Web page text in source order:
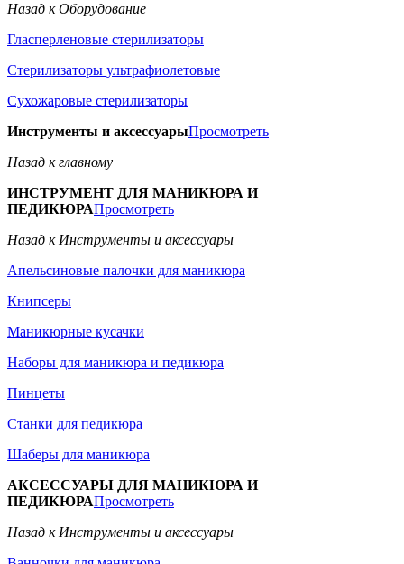
Назад к Оборудование
Гласперленовые стерилизаторы
Стерилизаторы ультрафиолетовые
Сухожаровые стерилизаторы
Инструменты и аксессуарыПросмотреть
Назад к главному
ИНСТРУМЕНТ ДЛЯ МАНИКЮРА И
ПЕДИКЮРАПросмотреть
Назад к Инструменты и аксессуары
Апельсиновые палочки для маникюра
Книпсеры
Маникюрные кусачки
Наборы для маникюра и педикюра
Пинцеты
Станки для педикюра
Шаберы для маникюра
АКСЕССУАРЫ ДЛЯ МАНИКЮРА И
ПЕДИКЮРАПросмотреть
Назад к Инструменты и аксессуары